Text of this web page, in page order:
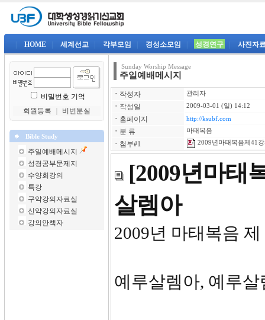
HOME 세계선교 각부모임 경성소모임 성경연구 사진자
비밀번호 기억
회원등록
비번분실
Bible Study
주일예배메시지
성경공부문제지
수양회강의
특강
구약강의자료실
신약강의자료실
강의안책자
Sunday Worship Message
주일예배메시지
ㆍ 작성자 관리자
ㆍ 작성일 2009-03-01 (일) 14:12
ㆍ 홈페이지 http://ksubf.com
ㆍ 분 류 마태복음
ㆍ 첨부#1 2009년마태복음제41
[2009년마태
살렘아
2009년 마태복음 제
예루살렘아, 예루살